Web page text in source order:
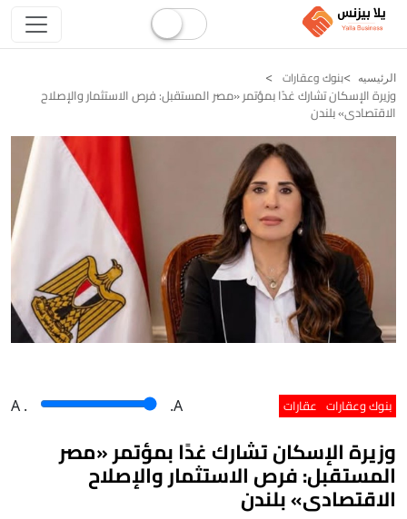
الرئيسيه بنوك وعقارات
وزيرة الإسكان تشارك غدًا بمؤتمر «مصر المستقبل: فرص الاستثمار والإصلاح
الاقتصادى» بلندن
بنوك وعقارات عقارات A . .A
وزيرة الإسكان تشارك غدًا بمؤتمر «مصر
المستقبل: فرص الاستثمار والإصلاح
الاقتصادى» بلندن